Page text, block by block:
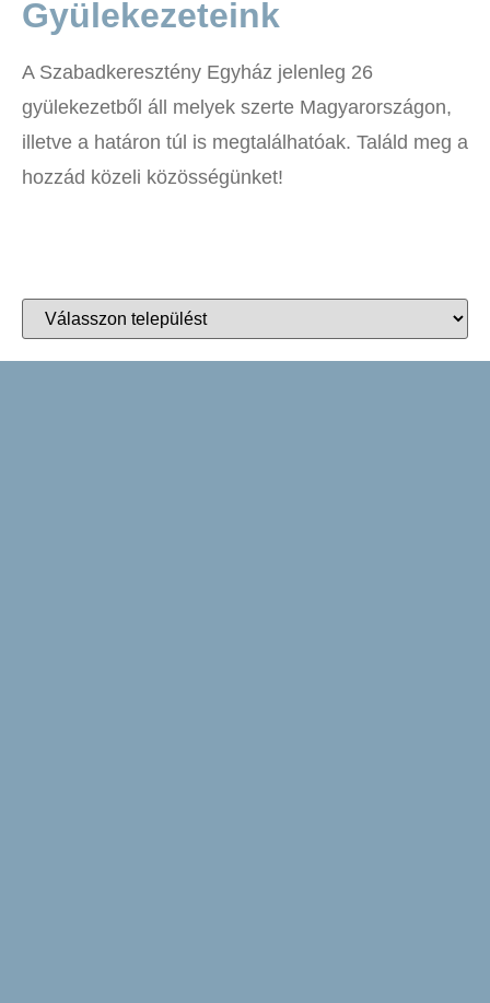
Gyülekezeteink
A Szabadkeresztény Egyház jelenleg 26
gyülekezetből áll melyek szerte Magyarországon,
illetve a határon túl is megtalálhatóak. Találd meg a
hozzád közeli közösségünket!